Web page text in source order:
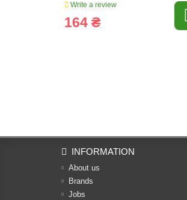
Write a review
164 ₴
INFORMATION
About us
Brands
Jobs